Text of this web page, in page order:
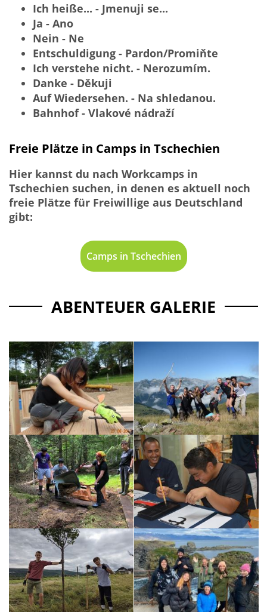
Ich heiße... - Jmenuji se...
Ja - Ano
Nein - Ne
Entschuldigung - Pardon/Promiňte
Ich verstehe nicht. - Nerozumím.
Danke - Děkuji
Auf Wiedersehen. - Na shledanou.
Bahnhof - Vlakové nádraží
Freie Plätze in Camps in Tschechien
Hier kannst du nach Workcamps in
Tschechien suchen, in denen es aktuell noch
freie Plätze für Freiwillige aus Deutschland
gibt:
Camps in Tschechien
ABENTEUER GALERIE